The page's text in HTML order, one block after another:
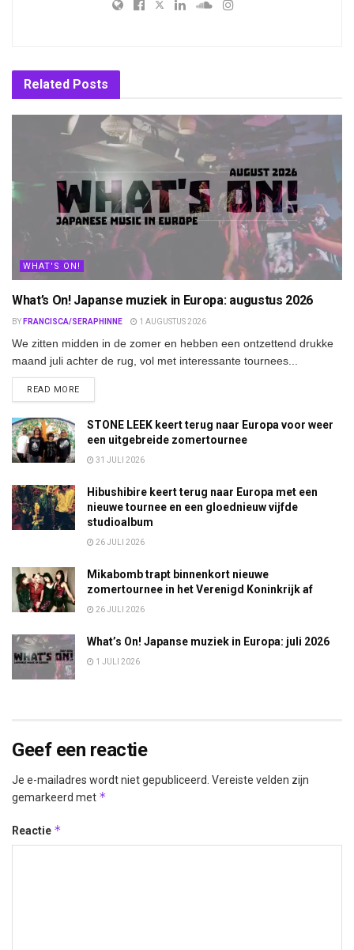
Related Posts
WHAT'S ON!
What’s On! Japanse muziek in Europa: augustus 2026
BY FRANCISCA/SERAPHINNE 1 AUGUSTUS 2026
We zitten midden in de zomer en hebben een ontzettend drukke
maand juli achter de rug, vol met interessante tournees...
READ MOREDETAILS
STONE LEEK keert terug naar Europa voor weer
een uitgebreide zomertournee
31 JULI 2026
Hibushibire keert terug naar Europa met een
nieuwe tournee en een gloednieuw vijfde
studioalbum
26 JULI 2026
Mikabomb trapt binnenkort nieuwe
zomertournee in het Verenigd Koninkrijk af
26 JULI 2026
What’s On! Japanse muziek in Europa: juli 2026
1 JULI 2026
Geef een reactie
Je e-mailadres wordt niet gepubliceerd. Vereiste velden zijn
gemarkeerd met *
Reactie *